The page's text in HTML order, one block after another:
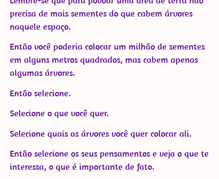
precisa de mais sementes do que cabem árvores
naquele espaço.
Então você poderia colocar um milhão de sementes
em alguns metros quadrados, mas cabem apenas
algumas árvores.
Então selecione.
Selecione o que você quer.
Selecione quais as árvores você quer colocar ali.
Então selecione os seus pensamentos e veja o que te
interessa, o que é importante de fato.